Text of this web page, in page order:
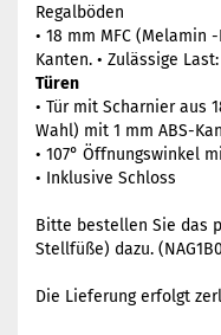
Regalböden
• 18 mm MFC (Melamin
Kanten. • Zulässige
Türen
• Tür mit Scharnier aus
Wahl) mit 1 mm ABS-
• 107° Öffnungswinkel
• Inklusive Schloss
Bitte bestellen Sie das
Stellfüße) dazu.
Die Lieferung erfolgt